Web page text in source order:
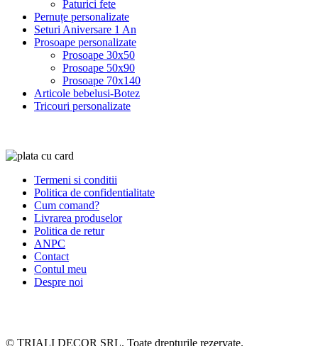
Paturici fete
Pernuțe personalizate
Seturi Aniversare 1 An
Prosoape personalizate
Prosoape 30x50
Prosoape 50x90
Prosoape 70x140
Articole bebelusi-Botez
Tricouri personalizate
Termeni si conditii
Politica de confidentialitate
Cum comand?
Livrarea produselor
Politica de retur
ANPC
Contact
Contul meu
Despre noi
© TRIALI DECOR SRL. Toate drepturile rezervate.